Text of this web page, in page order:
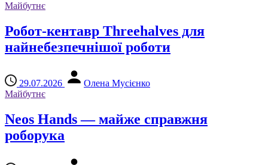
Майбутнє
Робот-кентавр Threehalves для
найнебезпечнішої роботи
29.07.2026
Олена Мусієнко
Майбутнє
Neos Hands — майже справжня
роборука